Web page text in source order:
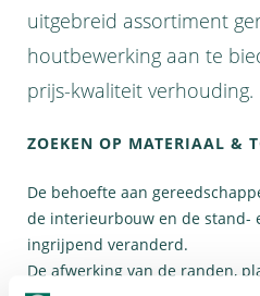
uitgebreid assortiment
houtbewerking aan te
prijs-kwaliteit verhouding.
ZOEKEN OP MATERIAAL &
De behoefte aan
de interieurbouw en de stand-
ingrijpend veranderd.
De afwerking van de randen,